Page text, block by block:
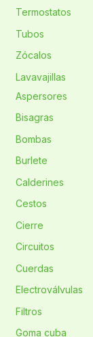
Termostatos
Tubos
Zócalos
Lavavajillas
Aspersores
Bisagras
Bombas
Burlete
Calderines
Cestos
Cierre
Circuitos
Cuerdas
Electroválvulas
Filtros
Goma cuba